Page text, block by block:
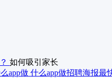
如何吸引家长
app做 什么app做招聘海报最